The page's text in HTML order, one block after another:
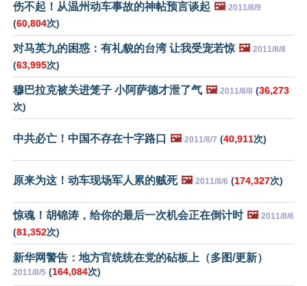
伤不起！从温州动车事故的神帖预言谈起 🖼️ 2011/8/9
(60,804次)
对马英九的困惑：有礼貌的台湾 让我受宠若惊 🖼️ 2011/8/8
(63,995次)
穆巴拉克被关进笼子 小阿萨德才泄了气 🖼️ 2011/8/8 (36,273
次)
中共必亡！中国不存在十字路口 🖼️ 2011/8/7 (40,911次)
原来为这！动车现场军人累的贼死 🖼️ 2011/8/6 (174,327次)
惊魂！胡锦涛，给你的最后一次机会正在倒计时 🖼️ 2011/8/6
(81,352次)
新华网警告：地方官统统在党的砧板上（多图/更新）
2011/8/5 (164,084次)